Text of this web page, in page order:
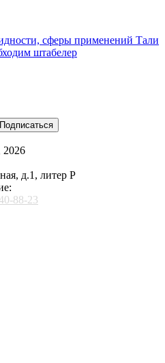
сферы применений Тали
штабелер
Подписаться
д.1, литер Р
88-23